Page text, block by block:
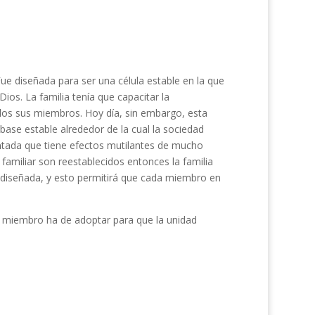
diseñada para ser una célula estable en la que
La familia tenía que capacitar la
sus miembros. Hoy día, sin embargo, esta
estable alrededor de la cual la sociedad
que tiene efectos mutilantes de mucho
son reestablecidos entonces la familia
y esto permitirá que cada miembro en
ha de adoptar para que la unidad